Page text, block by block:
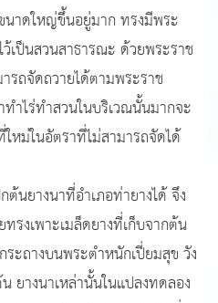
นาดใหญ่ขึ้นอยู่มาก ทรงมีพระ
เป็นสวนสาธารณะ ด้วยพระราช
ถจัดถวายได้ตามพระราช
ำไร่ทำสวนในบริเวณนั้นมากจะ
หม่ในอัตราที่ไม่สามารถจัดได้
ต้นยางนาที่อำเภอท่ายางได้ จึง
รงเพาะเมล็ดยางที่เก็บจากต้น
ระถางบนพระตำหนักเปี่ยมสุข วัง
ยางนาเหล่านั้นในแปลงทดลอง